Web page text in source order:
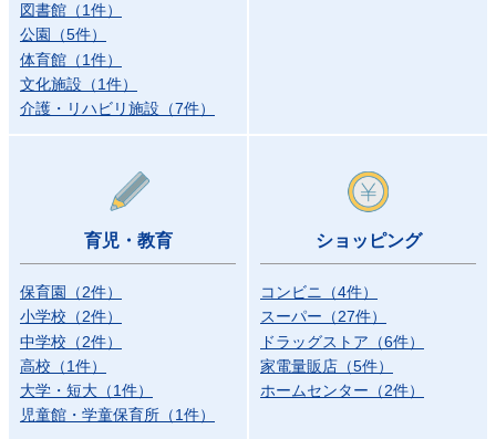
図書館 （1件）
公園
（5件）
体育館 （1件）
文化施設 （1件）
介護・リハビリ施設 （7件）
育児・教育
保育園 （2件）
小学校 （2件）
中学校 （2件）
高校 （1件）
大学・短大 （1件）
児童館・学童保育所 （1件）
ショッピング
コンビニ （4件）
スーパー （27件）
ドラッグストア （6件）
家電量販店 （5件）
ホームセンター （2件）